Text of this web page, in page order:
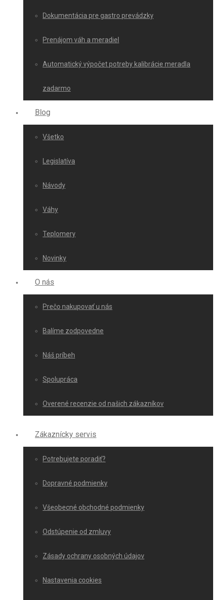
Dokumentácia pre gastro prevádzky
Prenájom váh a meradiel
Automatický výpočet potreby kalibrácie meradla
zadarmo
Blog
Všetko
Legislatíva
Návody
Váhy
Teplomery
Novinky
O nás
Prečo nakupovať u nás
Balíme zodpovedne
Náš príbeh
Spolupráca
Overené recenzie od našich zákazníkov
Zákaznícky servis
Potrebujete poradiť?
Dopravné podmienky
Všeobecné obchodné podmienky
Odstúpenie od zmluvy
Zásady ochrany osobných údajov
Nastavenia cookies